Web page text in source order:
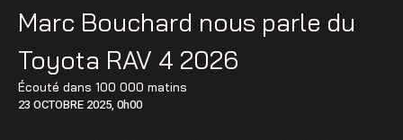
Marc Bouchard nous parle du
Toyota RAV 4 2026
Écouté dans 100 000 matins
23 OCTOBRE 2025, 0h00